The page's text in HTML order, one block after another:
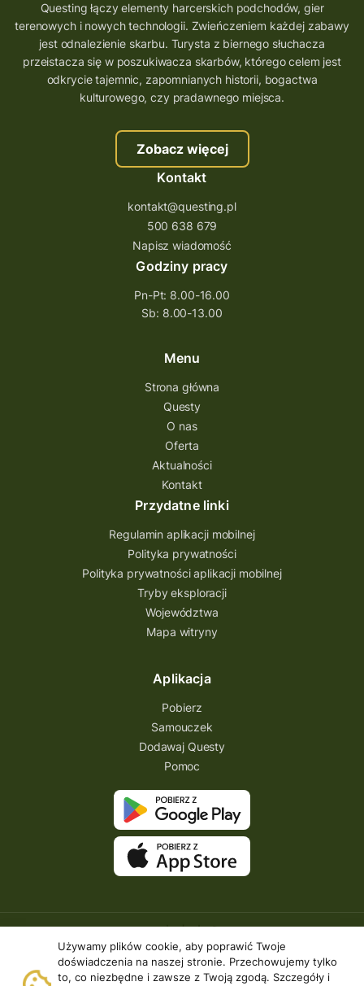
Używamy plików cookie, aby poprawić Twoje
doświadczenia na naszej stronie. Przechowujemy tylko
to, co niezbędne i zawsze z Twoją zgodą. Szczegóły i
Questing łączy elementy harcerskich podchodów, gier
terenowych i nowych technologii. Zwieńczeniem każdej zabawy
jest odnalezienie skarbu. Turysta z biernego słuchacza
przeistacza się w poszukiwacza skarbów, którego celem jest
odkrycie tajemnic, zapomnianych historii, bogactwa
kulturowego, czy pradawnego miejsca.
Zobacz więcej
Kontakt
kontakt@questing.pl
500 638 679
Napisz wiadomość
Godziny pracy
Pn-Pt: 8.00-16.00
Sb: 8.00-13.00
Menu
Strona główna
Questy
O nas
Oferta
Aktualności
Kontakt
Przydatne linki
Regulamin aplikacji mobilnej
Polityka prywatności
Polityka prywatności aplikacji mobilnej
Tryby eksploracji
Województwa
Mapa witryny
Aplikacja
Pobierz
Samouczek
Dodawaj Questy
Pomoc